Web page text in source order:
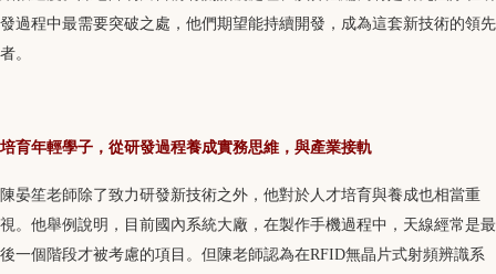
發過程中最需要突破之處，他們期望能持續開發，成為這套新技術的領先
者。
培育年輕學子，從研發過程養成實務思維，與產業接軌
陳晏笙老師除了致力研發新技術之外，他對於人才培育與養成也相當重
視。他舉例說明，目前國內系統大廠，在製作手機過程中，天線經常是最
後一個階段才被考慮的項目。但陳老師認為在RFID無晶片式射頻辨識系